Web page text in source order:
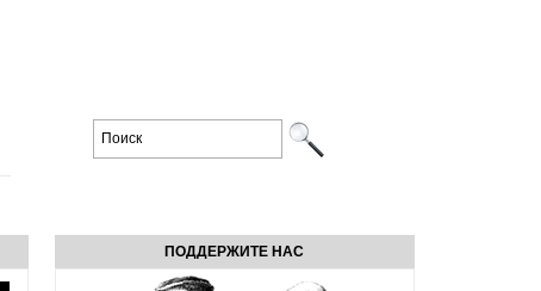
ПОДДЕРЖИТЕ НАС